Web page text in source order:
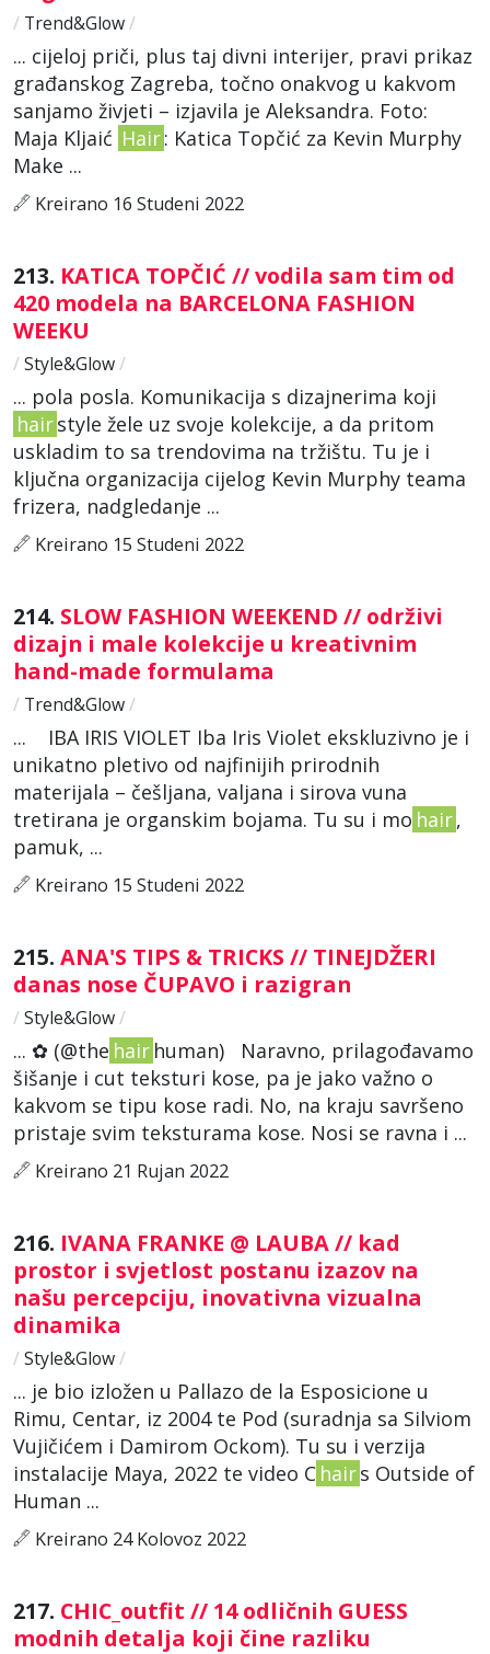
/ Trend&Glow/
... cijeloj priči, plus taj divni interijer, pravi prikaz
građanskog Zagreba, točno onakvog u kakvom
sanjamo živjeti – izjavila je Aleksandra. Foto:
Maja Kljaić Hair: Katica Topčić za Kevin Murphy
Make ...
Kreirano 16 Studeni 2022
213. KATICA TOPČIĆ // vodila sam tim od
420 modela na BARCELONA FASHION
WEEKU
/ Style&Glow/
... pola posla. Komunikacija s dizajnerima koji
hairstyle žele uz svoje kolekcije, a da pritom
uskladim to sa trendovima na tržištu. Tu je i
ključna organizacija cijelog Kevin Murphy teama
frizera, nadgledanje ...
Kreirano 15 Studeni 2022
214. SLOW FASHION WEEKEND // održivi
dizajn i male kolekcije u kreativnim
hand-made formulama
/ Trend&Glow/
... IBA IRIS VIOLET Iba Iris Violet ekskluzivno je i
unikatno pletivo od najfinijih prirodnih
materijala – češljana, valjana i sirova vuna
tretirana je organskim bojama. Tu su i mo hair,
pamuk, ...
Kreirano 15 Studeni 2022
215. ANA'S TIPS & TRICKS // TINEJDŽERI
danas nose ČUPAVO i razigran
/ Style&Glow/
... ✿ (@the hair human) Naravno, prilagođavamo
šišanje i cut teksturi kose, pa je jako važno o
kakvom se tipu kose radi. No, na kraju savršeno
pristaje svim teksturama kose. Nosi se ravna i ...
Kreirano 21 Rujan 2022
216. IVANA FRANKE @ LAUBA // kad
prostor i svjetlost postanu izazov na
našu percepciju, inovativna vizualna
dinamika
/ Style&Glow/
... je bio izložen u Pallazo de la Esposicione u
Rimu, Centar, iz 2004 te Pod (suradnja sa Silviom
Vujičićem i Damirom Ockom). Tu su i verzija
instalacije Maya, 2022 te video C hairs Outside of
Human ...
Kreirano 24 Kolovoz 2022
217. CHIC_outfit // 14 odličnih GUESS
modnih detalja koji čine razliku